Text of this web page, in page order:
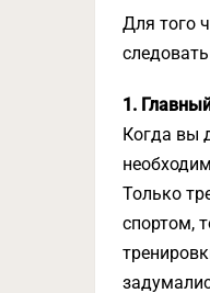
Для того
1.
Когда вы
Только
спортом,